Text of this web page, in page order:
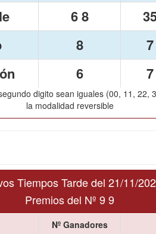
6 8
8
6
digito sean iguales (00, 11, 22,
la modalidad reversible
Tiempos Tarde del 21/11/
Premios del Nº 9 9
Nº Ganadores